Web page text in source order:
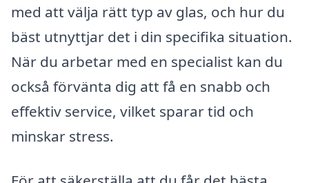
med att välja rätt typ av glas, och hur du
bäst utnyttjar det i din specifika situation.
När du arbetar med en specialist kan du
också förvänta dig att få en snabb och
effektiv service, vilket sparar tid och
minskar stress.